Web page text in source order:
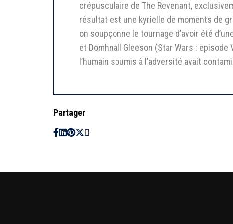
crépusculaire de The Revenant,
résultat est une kyrielle de moments de
on soupçonne le tournage d’avoir été
et Domhnall Gleeson (Star Wars :
l’humain soumis à l’adversité avait
Partager